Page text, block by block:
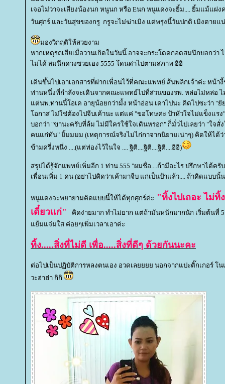
เจอไม่ว่าจะเสียงน้องนก หนูนก หรือ Eนก หนูแดงจะยิ้ม.... ยิ้มแม้แฝง
วันศุกร์ และวันสุขของกรู กรูจะไม่ฆ่าเมิง แต่พรุ่งนี้วันปกติ เมิงตายแ
มองวิกฤติให้สวยงาม
หากเหตุรถเสียเมื่อวานเกิดในวันนี้ อาจจะกระโดดกอดสมนึกบอกว่
ไม่ได้ สมนึกดวงซวยเอง 5555 โดนด่าไปตามสภาพ อิอิ
เดินขึ้นไปเอาเอกสารที่ฝากเพื่อนไว้ที่คณะแพทย์ ส้นพลิกเจ้าค่ะ หน้า
ท่านหนึ่งที่กำลังจะเดินจากคณะแพทย์ไปที่ส่วนของรพ. หล่อไม่หล่อ ไ
ต่นพ.ท่านนี้โอเค อายุน้อยกว่ามั้ง หน้าอ่อน เดาไปนะ คิดไปซะว่า "ยั
อกาส ไม่ใช่ต้องไปจีบเค้านะ แต่แค่ "ขอโทษค่ะ ป้าหัวใจไม่แข็งแรง
บอกว่า "ขานะครับที่ล้ม ไม่มีใครใช้ใจเดินหรอก" ก็มั่วไปเลยว่า "ใจ
คนแก่ทัน" ยิ้มมมม (เหตุการณ์จริงไม่ไก่กาจากนิยายเน่าๆ) คิดให้ได้
ข้ามครึ่งหนึ่ง ....(แต่ท่องไว้ในใจ .... ฐิติ....ฐิติ....ฐิติ....อิอิ)
สรุปได้รู้จักแพทย์เพิ่มอีก 1 ท่าน 555 "ผมชื่อ....ถ้ามีอะไร ปรึกษาได้ครั
เพื่อนเพิ่ม 1 คน (อย่าไปคิดว่าเค้ามาจีบ แก่เป็นป้าแล้ว.... ถ้าคิดแบบนั้
หนูแดงจะพยายามคิดแบบนี้ให้ได้ทุกศุกร์ค่ะ "ทิ้งไปเถอะ ไม่
เดี๋ยวแก่"
คิดง่ายมาก ทำไม่ยาก แต่ถ้ามันหนักมากนัก เริ่มต้นที่
้มแจ่มใส ค่อยๆเพิ่มเวลาเอาค่ะ
ทิ้ง.....สิ่งที่ไม่ดี เพื่อ.....สิ่งที่ดีๆ ด้วยกันนะคะ
ต่อไปเป็นปฏิบัติการหลงตนเอง อวดเลยยยย นอกจากแปะติ๊กเกอร์ โ
วะฮ่าฮ่า กิกิ